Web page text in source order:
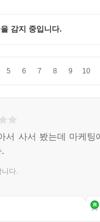
감지 중입니다.
5 6 7 8 9 10
서 사서 봤는데 마케팅
다.